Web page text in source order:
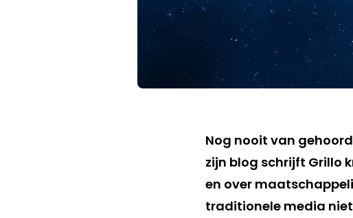
Nog nooit van
zijn blog schrijft Grillo
en over
traditionele media